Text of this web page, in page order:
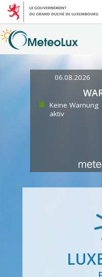
06.08.2026
Keine Warnung
aktiv